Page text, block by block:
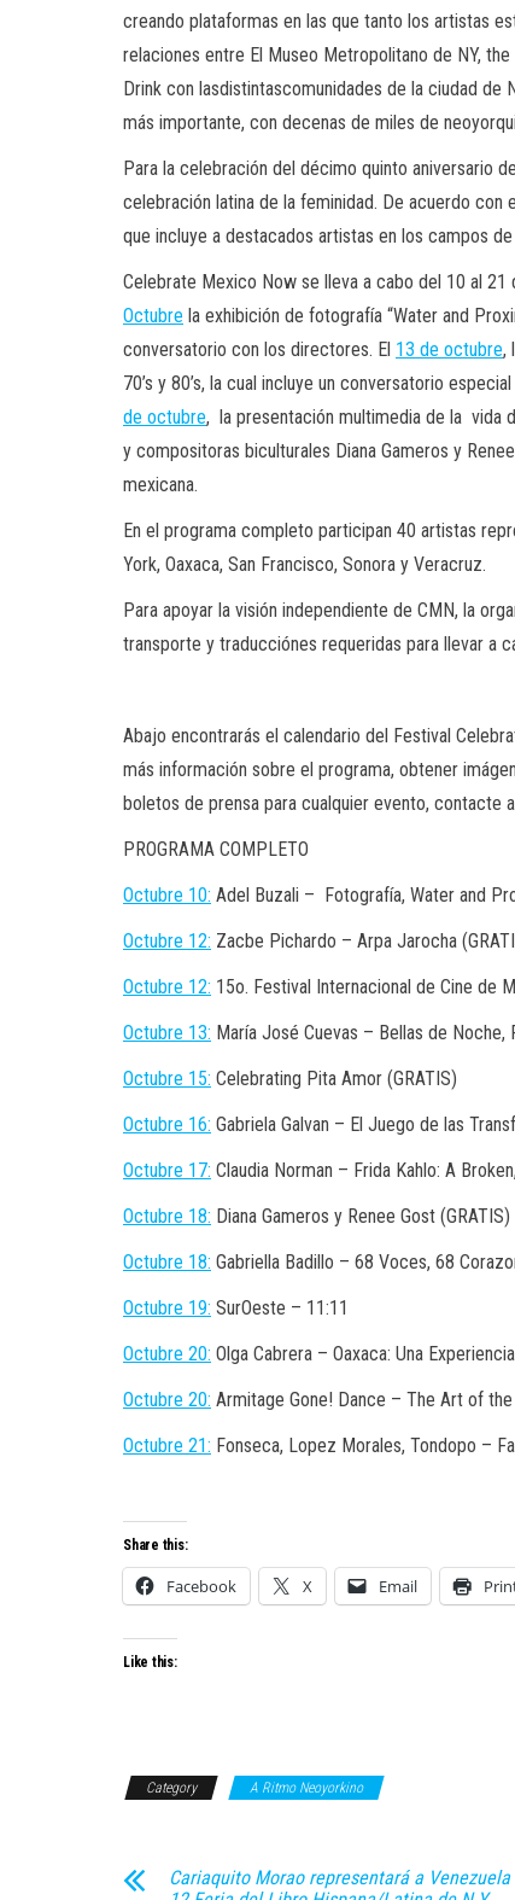
creando plataformas en las que tanto los artistas
relaciones entre El Museo Metropolitano de NY,
Drink con lasdistintascomunidades de la ciudad
más importante, con decenas de miles de
Para la celebración del décimo quinto aniversario
celebración latina de la feminidad. De acuerdo
que incluye a destacados artistas en los campos
Celebrate Mexico Now se lleva a cabo del 10 al
Octubre la exhibición de fotografía “Water and
conversatorio con los directores. El 13 de octubre,
70’s y 80’s, la cual incluye un conversatorio
de octubre, la presentación multimedia de la vida
y compositoras biculturales Diana Gameros y
mexicana.
En el programa completo participan 40 artistas
York, Oaxaca, San Francisco, Sonora y Veracruz.
Para apoyar la visión independiente de CMN, la
transporte y traducciónes requeridas para llevar a
Abajo encontrarás el calendario del Festival
más información sobre el programa, obtener
boletos de prensa para cualquier evento, contacte
PROGRAMA COMPLETO
Octubre 10: Adel Buzali – Fotografía, Water and
Octubre 12: Zacbe Pichardo – Arpa Jarocha
Octubre 12: 15o. Festival Internacional de Cine de
Octubre 13: María José Cuevas – Bellas de Noche,
Octubre 15: Celebrating Pita Amor (GRATIS)
Octubre 16: Gabriela Galvan – El Juego de las
Octubre 17: Claudia Norman – Frida Kahlo: A
Octubre 18: Diana Gameros y Renee Gost (GRATIS)
Octubre 18: Gabriella Badillo – 68 Voces, 68
Octubre 19: SurOeste – 11:11
Octubre 20: Olga Cabrera – Oaxaca: Una
Octubre 20: Armitage Gone! Dance – The Art of
Octubre 21: Fonseca, Lopez Morales, Tondopo –
Share this:
Facebook X Email
Like this:
Category A Ritmo Neoyorkino
Cariaquito Morao representará a